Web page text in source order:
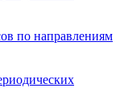
по направлениям